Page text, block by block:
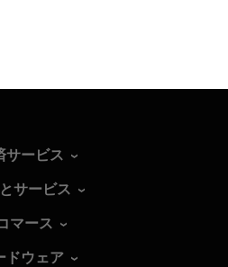
サービス
サービス
マース
ドウェア